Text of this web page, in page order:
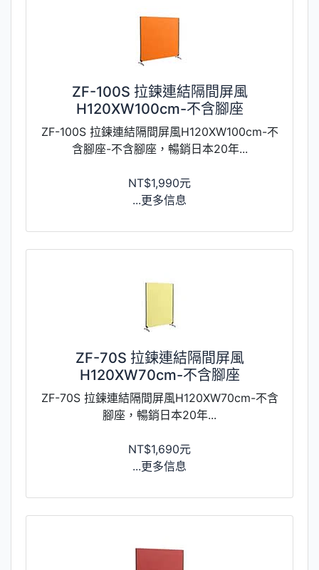
ZF-100S 拉鍊連結隔間屏風
H120XW100cm-不含腳座
ZF-100S 拉鍊連結隔間屏風H120XW100cm-不
含腳座-不含腳座，暢銷日本20年...
NT$1,990元
...更多信息
ZF-70S 拉鍊連結隔間屏風
H120XW70cm-不含腳座
ZF-70S 拉鍊連結隔間屏風H120XW70cm-不含
腳座，暢銷日本20年...
NT$1,690元
...更多信息